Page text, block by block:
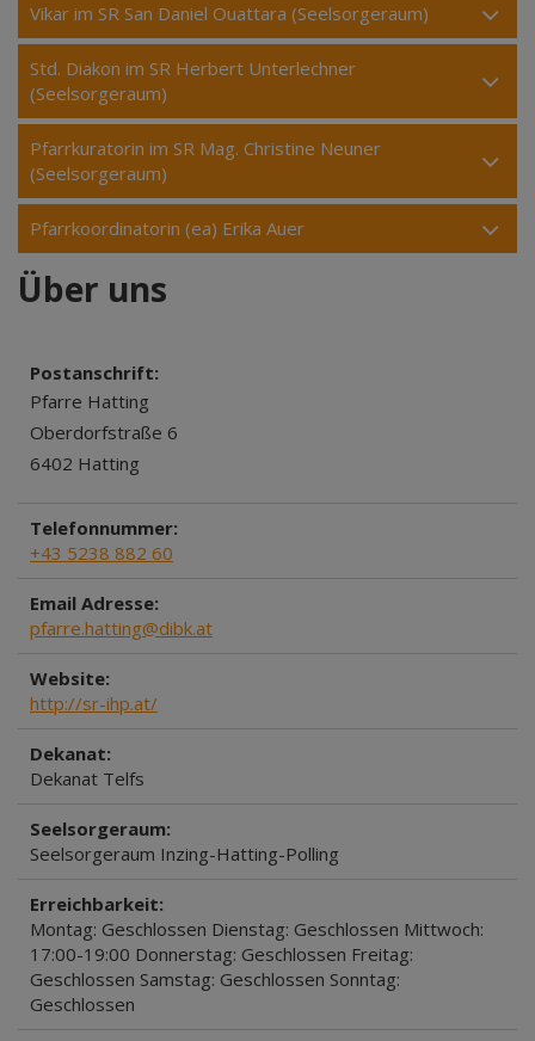
Vikar im SR San Daniel Ouattara (Seelsorgeraum)
Std. Diakon im SR Herbert Unterlechner
(Seelsorgeraum)
Pfarrkuratorin im SR Mag. Christine Neuner
(Seelsorgeraum)
Pfarrkoordinatorin (ea) Erika Auer
Über uns
Postanschrift:
Pfarre Hatting
Oberdorfstraße 6
6402 Hatting
Telefonnummer:
+43 5238 882 60
Email Adresse:
pfarre.hatting@dibk.at
Website:
http://sr-ihp.at/
Dekanat:
Dekanat Telfs
Seelsorgeraum:
Seelsorgeraum Inzing-Hatting-Polling
Erreichbarkeit:
Montag: Geschlossen Dienstag: Geschlossen Mittwoch:
17:00-19:00 Donnerstag: Geschlossen Freitag:
Geschlossen Samstag: Geschlossen Sonntag:
Geschlossen